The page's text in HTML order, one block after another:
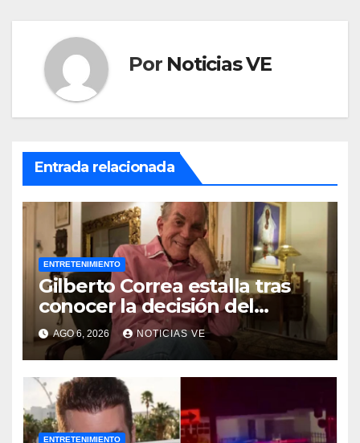
Por Noticias VE
Entrada relacionada
ENTRETENIMIENTO
Gilberto Correa estalla tras
conocer la decisión del
tribunal en su caso
AGO 6, 2026 NOTICIAS VE
ENTRETENIMIENTO